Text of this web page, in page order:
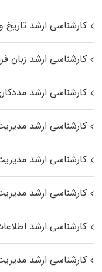
کارشناسی ارشد تاریخ
کارشناسی ارشد زبان
کارشناسی ارشد
کارشناسی ارشد
کارشناسی ارشد
کارشناسی ارشد
کارشناسی ارشد
کارشناسی ارشد